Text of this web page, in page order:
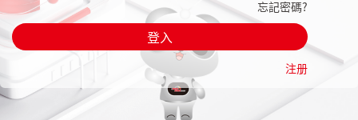
忘記密碼?
登入
注册